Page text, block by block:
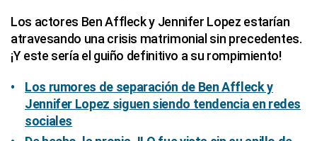
Los actores Ben Affleck y Jennifer Lopez estarían
atravesando una crisis matrimonial sin precedentes.
¡Y este sería el guiño definitivo a su rompimiento!
Los rumores de separación de Ben Affleck y
Jennifer Lopez siguen siendo tendencia en redes
sociales